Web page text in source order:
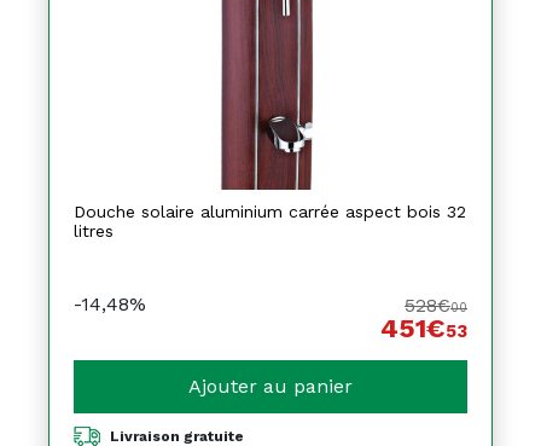
Douche solaire aluminium carrée aspect bois 32
litres
-14,48% 528€00
451€53
Ajouter au panier
Livraison gratuite